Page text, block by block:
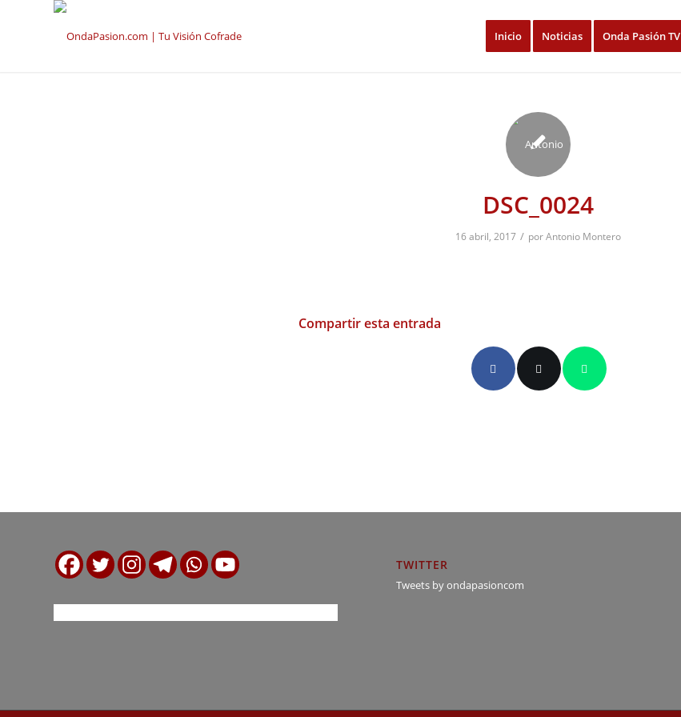
Inicio Noticias Onda Pasión TV
DSC_0024
16 abril, 2017 / porAntonio Montero
Compartir esta entrada
TWITTER
Tweets by ondapasioncom